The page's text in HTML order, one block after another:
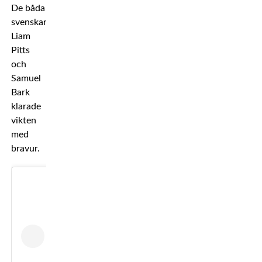
De båda
svenskarna
Liam
Pitts
och
Samuel
Bark
klarade
vikten
med
bravur.